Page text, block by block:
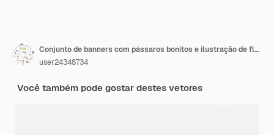
Conjunto de banners com pássaros bonitos e ilustração de flores
user24348734
Você também pode gostar destes vetores